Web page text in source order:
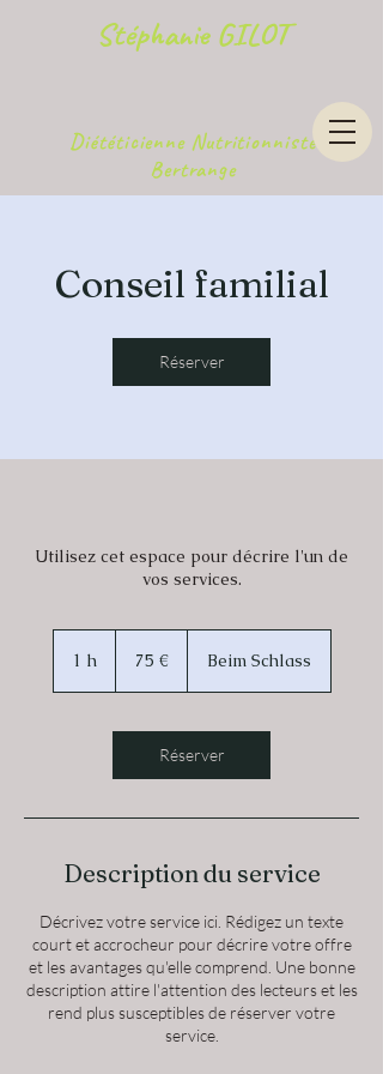
Stéphanie GILOT
Diététicienne Nutritionniste
Bertrange
Conseil familial
Réserver
Utilisez cet espace pour décrire l'un de
vos services.
1 h1 75 € Beim Schlass
Réserver
Description du service
Décrivez votre service ici. Rédigez un texte
court et accrocheur pour décrire votre offre
et les avantages qu'elle comprend. Une bonne
description attire l'attention des lecteurs et les
rend plus susceptibles de réserver votre
service.